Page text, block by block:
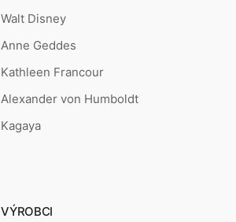
Walt Disney
Anne Geddes
Kathleen Francour
Alexander von Humboldt
Kagaya
VÝROBCI